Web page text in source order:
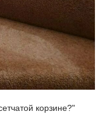
корзине?"